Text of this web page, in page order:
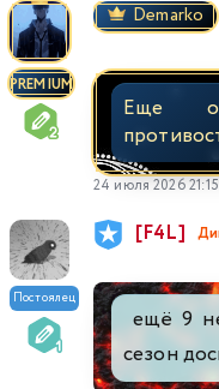
PREMIUM
Demarko
Еще
24 июля 2026 21:15
Постоялец
[F4L]
ещё 9
сезон